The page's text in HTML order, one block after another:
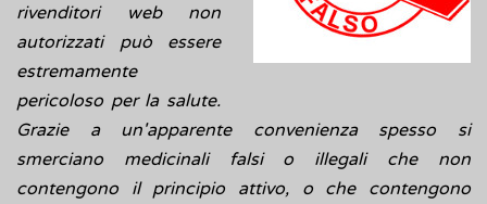
rivenditori web non
autorizzati può essere
estremamente
pericoloso per la salute.
Grazie a un'apparente convenienza spesso si
smerciano medicinali falsi o illegali che non
contengono il principio attivo, o che contengono